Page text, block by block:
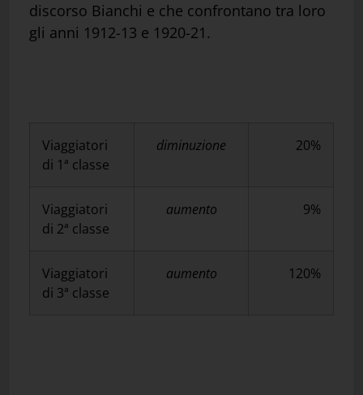
discorso Bianchi e che confrontano tra loro
gli anni 1912-13 e 1920-21.
Viaggiatori
di 1ª classe
diminuzione 20%
Viaggiatori
di 2ª classe
aumento 9%
Viaggiatori
di 3ª classe
aumento 120%